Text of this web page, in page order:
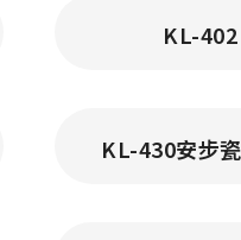
KL-
KL-430安步